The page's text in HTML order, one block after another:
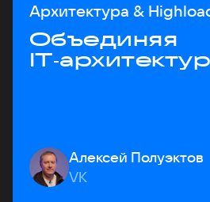
Архитектура &
Объединяя
Алексей Полуэктов
VK